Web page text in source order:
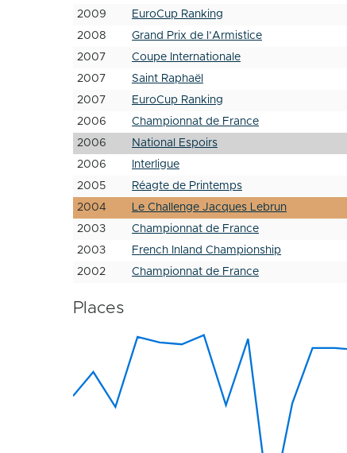
2009 EuroCup Ranking
2008 Grand Prix de l’Armistice
2007 Coupe Internationale
2007 Saint Raphaël
2007 EuroCup Ranking
2006 Championnat de France
2006 National Espoirs
2006 Interligue
2005 Réagte de Printemps
2004 Le Challenge Jacques Lebrun
2003 Championnat de France
2003 French Inland Championship
2002 Championnat de France
Places